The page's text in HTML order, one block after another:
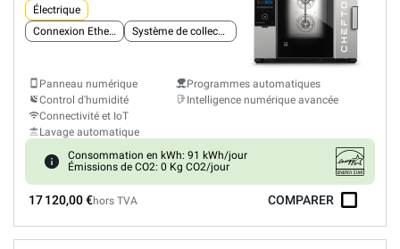
Électrique
Connexion Ethernet intégrée
Système de collecte des graisses
Panneau numérique
Control d'humidité
Connectivité et IoT
Lavage automatique
Programmes automatiques
Intelligence numérique avancée
Consommation en kWh: 91 kWh/jour
Émissions de CO2: 0 Kg CO2/jour
17 120,00 €hors TVA COMPARER